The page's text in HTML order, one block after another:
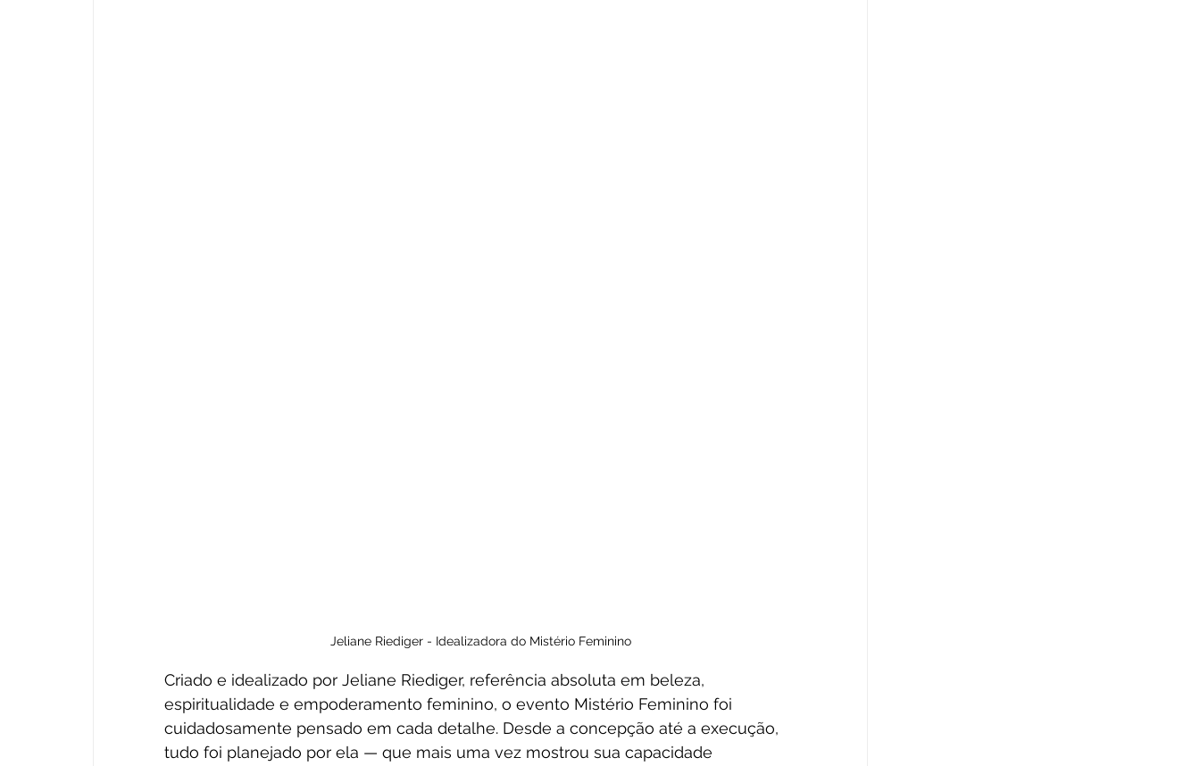
Jeliane Riediger - Idealizadora do Mistério Feminino
Criado e idealizado por Jeliane Riediger, referência absoluta em beleza,
espiritualidade e empoderamento feminino, o evento Mistério Feminino foi
cuidadosamente pensado em cada detalhe. Desde a concepção até a execução,
tudo foi planejado por ela — que mais uma vez mostrou sua capacidade